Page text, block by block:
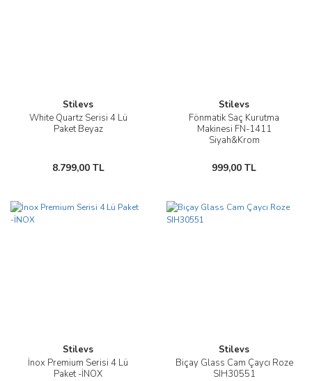
Stilevs
White Quartz Serisi 4 Lü
Paket Beyaz
8.799,00 TL
Stilevs
Fönmatik Saç Kurutma
Makinesi FN-1411
Siyah&Krom
999,00 TL
Stilevs
İnox Premium Serisi 4 Lü
Paket -İNOX
Stilevs
Biçay Glass Cam Çaycı Roze
SIH30551